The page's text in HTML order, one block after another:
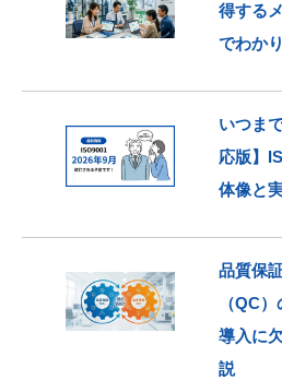
得する
でわか
いつま
応版】
体像と
品質保
（QC
導入に
説